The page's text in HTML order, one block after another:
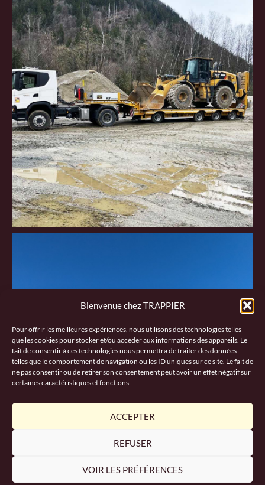
Bienvenue chez TRAPPIER
Pour offrir les meilleures expériences, nous utilisons des technologies telles
que les cookies pour stocker et/ou accéder aux informations des appareils. Le
fait de consentir à ces technologies nous permettra de traiter des données
telles que le comportement de navigation ou les ID uniques sur ce site. Le fait de
ne pas consentir ou de retirer son consentement peut avoir un effet négatif sur
certaines caractéristiques et fonctions.
ACCEPTER
REFUSER
VOIR LES PRÉFÉRENCES